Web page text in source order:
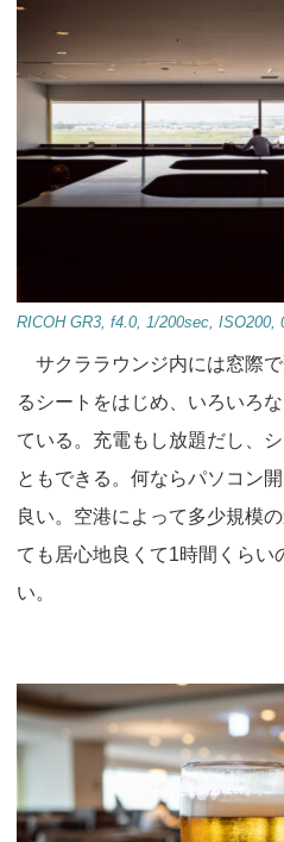
RICOH GR3, f4.0, 1/200sec, ISO200,
サクララウンジ内には窓際
るシートをはじめ、いろいろ
ている。充電もし放題だし、
ともできる。何ならパソコン
良い。空港によって多少規模
ても居心地良くて1時間くらい
い。